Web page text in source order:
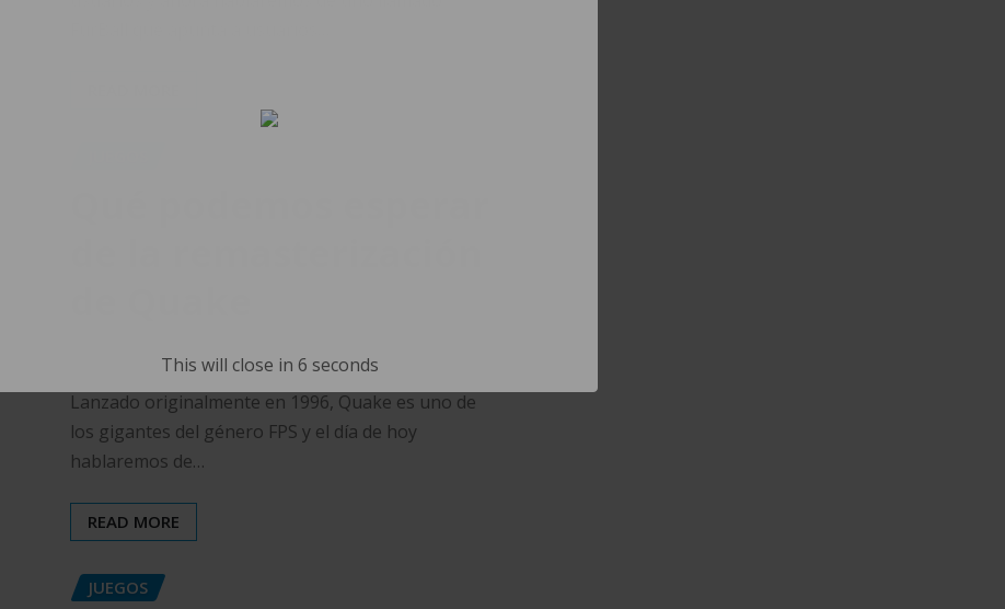
Rodrigo Ramirez Oct 27, 2022
Lanzado originalmente en 1996, Quake es uno de
los gigantes del género FPS y el día de hoy
hablaremos de…
READ MORE
JUEGOS
This will close in 5 seconds